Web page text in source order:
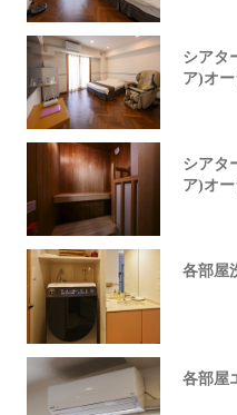
シアタ
ア)オ
シアタ
ア)オ
各部屋
各部屋